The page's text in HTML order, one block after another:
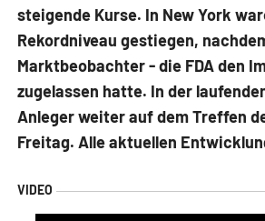
steigende Kurse. In New York
Rekordniveau gestiegen,
Marktbeobachter - die FDA den
zugelassen hatte. In der
Anleger weiter auf dem Treffen
Freitag. Alle aktuellen